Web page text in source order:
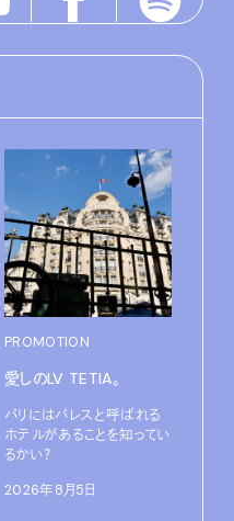
PROMOTION
愛しのLV TETIA。
パリにはパレスと呼ばれる
ホテルがあることを知ってい
るかい？
2026年8月5日